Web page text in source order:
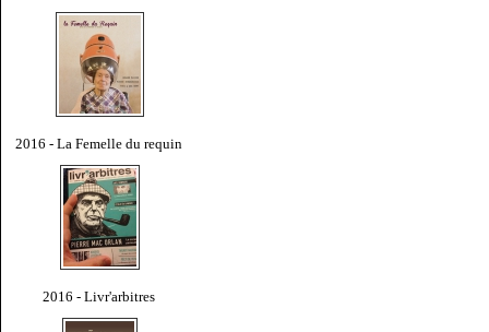
2016 - La Femelle du requin
2016 - Livr'arbitres